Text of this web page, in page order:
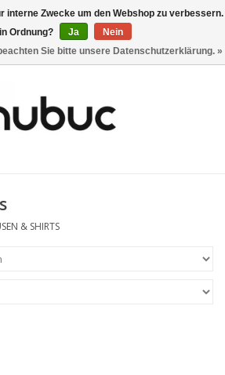
0 Artikel - CHF 0,00
& SHIRTS
interne Zwecke um den Webshop zu verbessern.
Ordnung?
Ja
Nein
Sie bitte unsere Datenschutzerklärung. »